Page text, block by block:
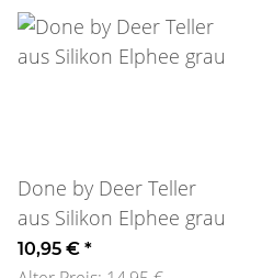
Done by Deer Teller
aus Silikon Elphee grau
10,95 € *